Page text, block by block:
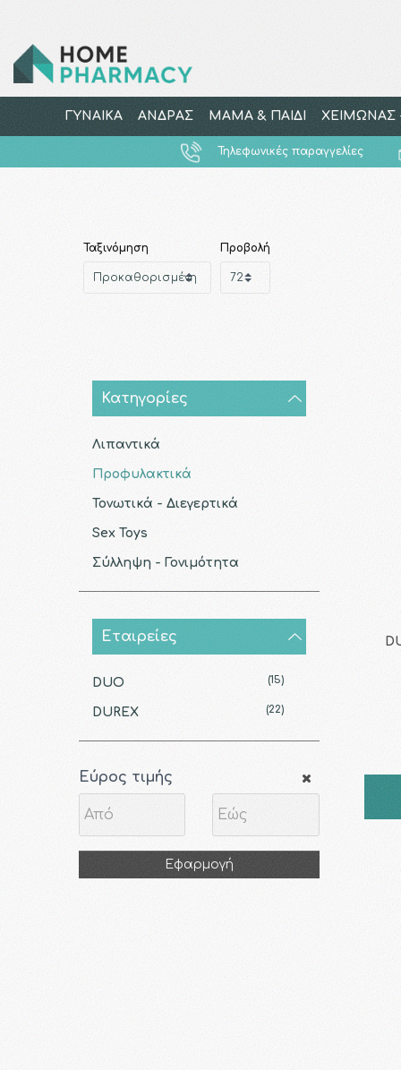
ΓΥΝΑΙΚΑ ΑΝΔΡΑΣ ΜΑΜΑ & ΠΑΙΔΙ ΧΕΙΜΩΝΑΣ
Τηλεφωνικές παραγγελίες
Ταξινόμηση Προβολή
Κατηγορίες
Λιπαντικά
Προφυλακτικά
Τονωτικά - Διεγερτικά
Sex Toys
Σύλληψη - Γονιμότητα
Εταιρείες
DUO (15)
DUREX (22)
Εύρος τιμής
Εφαρμογή